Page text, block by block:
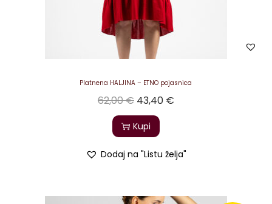
Platnena HALJINA – ETNO pojasnica
62,00€ 43,40 €
Kupi
Dodaj na "Listu želja"